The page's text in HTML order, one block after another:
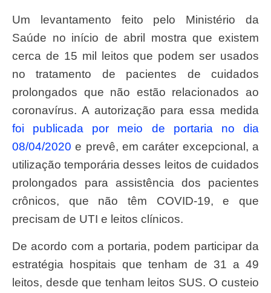
Um levantamento feito pelo Ministério da
Saúde no início de abril mostra que existem
cerca de 15 mil leitos que podem ser usados
no tratamento de pacientes de cuidados
prolongados que não estão relacionados ao
coronavírus. A autorização para essa medida
foi publicada por meio de portaria no dia
08/04/2020 e prevê, em caráter excepcional, a
utilização temporária desses leitos de cuidados
prolongados para assistência dos pacientes
crônicos, que não têm COVID-19, e que
precisam de UTI e leitos clínicos.
De acordo com a portaria, podem participar da
estratégia hospitais que tenham de 31 a 49
leitos, desde que tenham leitos SUS. O custeio